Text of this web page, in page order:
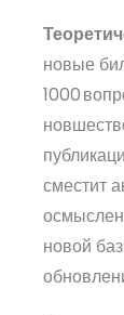
новые
1000
сместит
новой